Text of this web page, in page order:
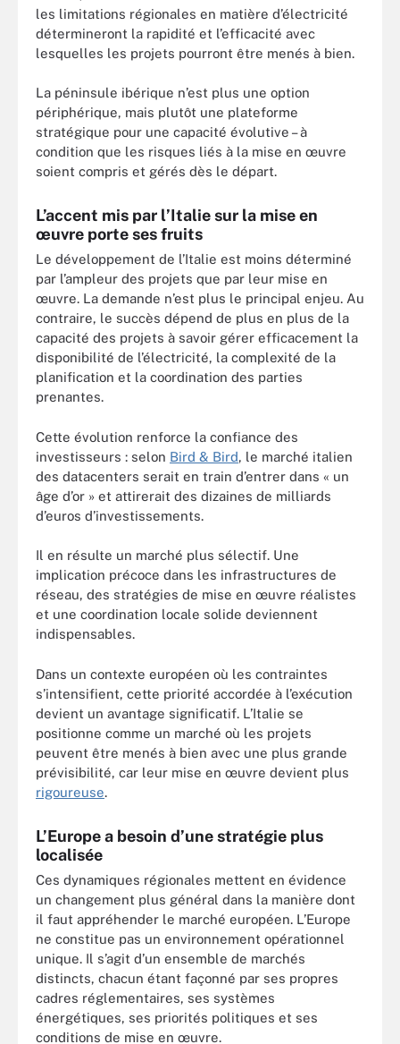
les limitations régionales en matière d’électricité
détermineront la rapidité et l’efficacité avec
lesquelles les projets pourront être menés à bien.
La péninsule ibérique n’est plus une option
périphérique, mais plutôt une plateforme
stratégique pour une capacité évolutive – à
condition que les risques liés à la mise en œuvre
soient compris et gérés dès le départ.
L’accent mis par l’Italie sur la mise en
œuvre porte ses fruits
Le développement de l’Italie est moins déterminé
par l’ampleur des projets que par leur mise en
œuvre. La demande n’est plus le principal enjeu. Au
contraire, le succès dépend de plus en plus de la
capacité des projets à savoir gérer efficacement la
disponibilité de l’électricité, la complexité de la
planification et la coordination des parties
prenantes.
Cette évolution renforce la confiance des
investisseurs : selon Bird & Bird, le marché italien
des datacenters serait en train d’entrer dans « un
âge d’or » et attirerait des dizaines de milliards
d’euros d’investissements.
Il en résulte un marché plus sélectif. Une
implication précoce dans les infrastructures de
réseau, des stratégies de mise en œuvre réalistes
et une coordination locale solide deviennent
indispensables.
Dans un contexte européen où les contraintes
s’intensifient, cette priorité accordée à l’exécution
devient un avantage significatif. L’Italie se
positionne comme un marché où les projets
peuvent être menés à bien avec une plus grande
prévisibilité, car leur mise en œuvre devient plus
rigoureuse.
L’Europe a besoin d’une stratégie plus
localisée
Ces dynamiques régionales mettent en évidence
un changement plus général dans la manière dont
il faut appréhender le marché européen. L’Europe
ne constitue pas un environnement opérationnel
unique. Il s’agit d’un ensemble de marchés
distincts, chacun étant façonné par ses propres
cadres réglementaires, ses systèmes
énergétiques, ses priorités politiques et ses
conditions de mise en œuvre.